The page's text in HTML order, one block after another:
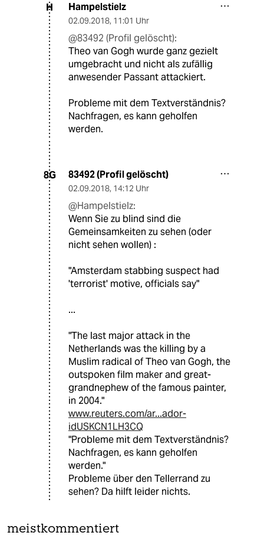
H Hampelstielz
02.09.2018, 11:01 Uhr
@83492 (Profil gelöscht):
Theo van Gogh wurde ganz gezielt
umgebracht und nicht als zufällig
anwesender Passant attackiert.
Probleme mit dem Textverständnis?
Nachfragen, es kann geholfen
werden.
8G 83492 (Profil gelöscht)
02.09.2018, 14:12 Uhr
@Hampelstielz:
Wenn Sie zu blind sind die
Gemeinsamkeiten zu sehen (oder
nicht sehen wollen) :
"Amsterdam stabbing suspect had
'terrorist' motive, officials say"
...
"The last major attack in the
Netherlands was the killing by a
Muslim radical of Theo van Gogh, the
outspoken film maker and great-
grandnephew of the famous painter,
in 2004."
www.reuters.com/ar...ador-
idUSKCN1LH3CQ
"Probleme mit dem Textverständnis?
Nachfragen, es kann geholfen
werden."
Probleme über den Tellerrand zu
sehen? Da hilft leider nichts.
meistkommentiert